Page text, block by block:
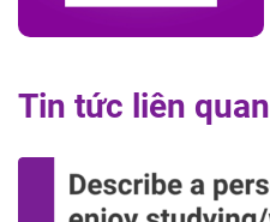
Tin tức liên quan